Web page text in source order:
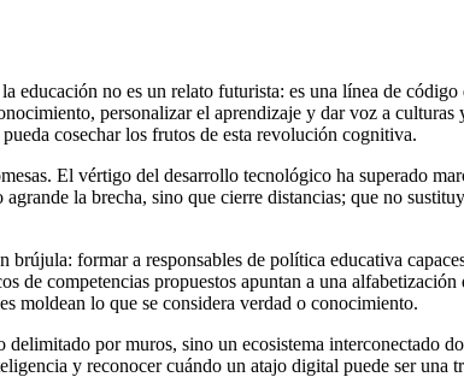
educación no es un relato futurista: es una línea de
personalizar el aprendizaje y dar voz a
cosechar los frutos de esta revolución cognitiva.
El vértigo del desarrollo tecnológico ha superado
la brecha, sino que cierre distancias; que no
brújula: formar a responsables de política educativa
de competencias propuestos apuntan a una
moldean lo que se considera verdad o conocimiento.
por muros, sino un ecosistema interconectado
y reconocer cuándo un atajo digital puede ser una